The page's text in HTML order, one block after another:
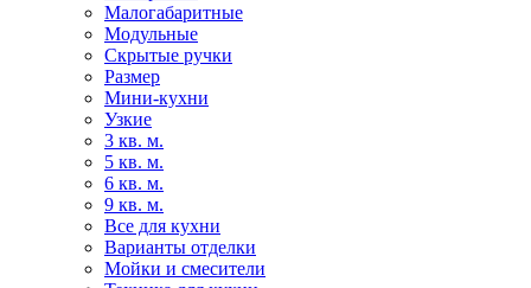
Малогабаритные
Модульные
Скрытые ручки
Размер
Мини-кухни
Узкие
3 кв. м.
5 кв. м.
6 кв. м.
9 кв. м.
Все для кухни
Варианты отделки
Мойки и смесители